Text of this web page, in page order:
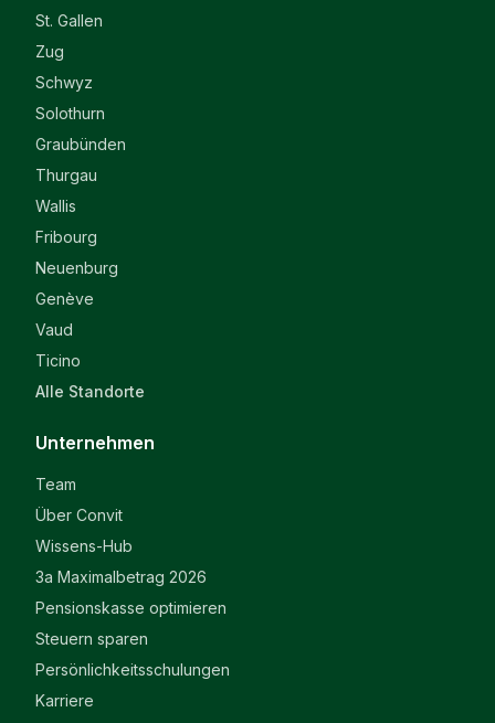
St. Gallen
Zug
Schwyz
Solothurn
Graubünden
Thurgau
Wallis
Fribourg
Neuenburg
Genève
Vaud
Ticino
Alle Standorte
Unternehmen
Team
Über Convit
Wissens-Hub
3a Maximalbetrag 2026
Pensionskasse optimieren
Steuern sparen
Persönlichkeitsschulungen
Karriere